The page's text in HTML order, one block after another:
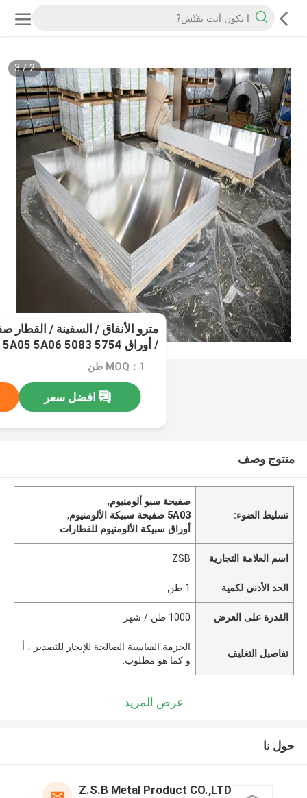
2
/
3
مترو الأنفاق / السفينة / القطار
/ أوراق 5A03 5A05 5A06 5083 5754
MOQ：1 طن
افضل سعر
منتوج وصف
تسليط الضوء:
صفيحة سبو ألومنيوم,
5A03 صفيحة سبيكة الألومنيوم
,
أوراق سبيكة الألومنيوم للقطارات
اسم العلامة التجارية ZSB
الحد الأدنى لكمية 1 طن
القدرة على العرض 1000 طن / شهر
تفاصيل التغليف
الحزمة القياسية الصالحة للإبحار للتصدير ، أ
و كما هو مطلوب.
عرض المزيد
حول نا
Z.S.B Metal Product CO.,LTD